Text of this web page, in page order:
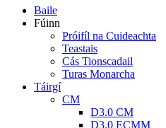
Baile
Fúinn
Próifíl na Cuideachta
Teastais
Cás Tionscadail
Turas Monarcha
Táirgí
CM
D3.0 CM
D3.0 ECMM